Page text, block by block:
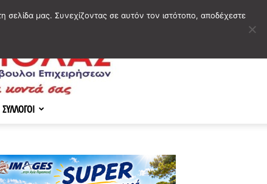
ΣΥΛΛΟΓΟΙ
σελίδα μας. Συνεχίζοντας σε αυτόν τον ιστότοπο, αποδέχεστε